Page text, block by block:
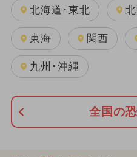
北海道･東北
東海 関西
九州･沖縄
全国の